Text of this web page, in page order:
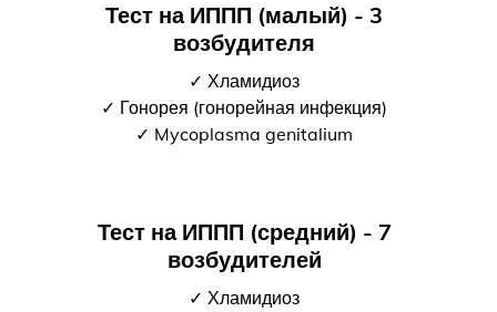
Тест на ИППП (малый) - 3
возбудителя
✓ Хламидиоз
✓ Гонорея (гонорейная инфекция)
✓ Mycoplasma genitalium
Тест на ИППП (средний) - 7
возбудителей
✓ Хламидиоз